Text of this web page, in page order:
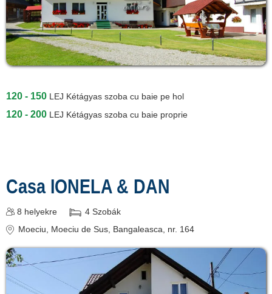
120 - 150 LEJ Kétágyas szoba cu baie pe hol
120 - 200 LEJ Kétágyas szoba cu baie proprie
Casa IONELA & DAN
8 helyekre 4 Szobák
Moeciu, Moeciu de Sus, Bangaleasca, nr. 164